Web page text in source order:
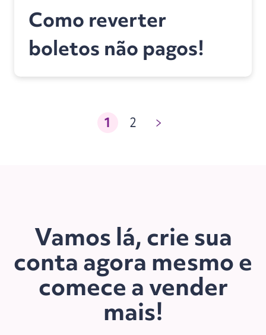
Como reverter
boletos não pagos!
1 2
Vamos lá, crie sua
conta agora mesmo e
comece a vender
mais!